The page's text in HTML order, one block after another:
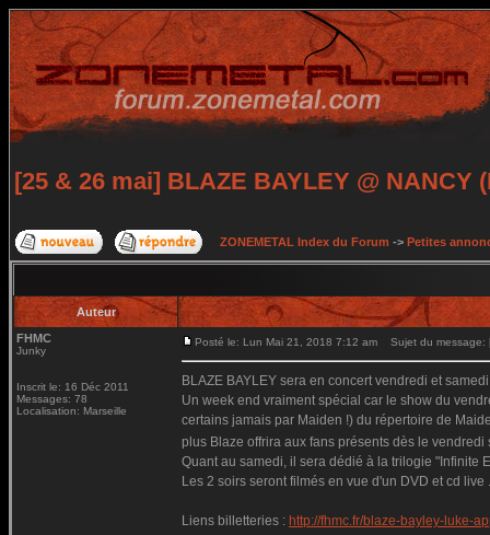
[25 & 26 mai] BLAZE BAYLEY @ NANCY
ZONEMETAL Index du Forum -> Petites
Auteur
FHMC
Junky
Inscrit le: 16 Déc 2011
Messages: 78
Localisation: Marseille
Posté le: Lun Mai 21, 2018 7:12 am Sujet du message:
BLAZE BAYLEY sera en concert vendredi et
Un week end vraiment spécial car le show du
certains jamais par Maiden !) du répertoire de
plus Blaze offrira aux fans présents dès le
Quant au samedi, il sera dédié à la trilogie "Infinite
Les 2 soirs seront filmés en vue d'un DVD et cd live .
Liens billetteries : http://fhmc.fr/blaze-bayley-luke-